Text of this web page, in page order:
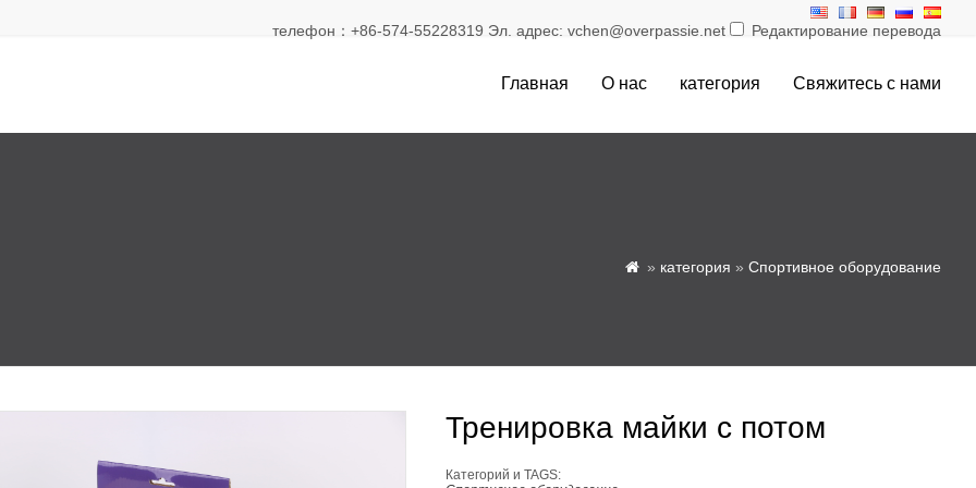
телефон：+86-574-55228319 Эл. адрес: vchen@overpassie.net Редактирование перевода
Главная О нас категория Свяжитесь с нами
 » категория » Спортивное оборудование
Тренировка майки с потом
Категорий и TAGS: